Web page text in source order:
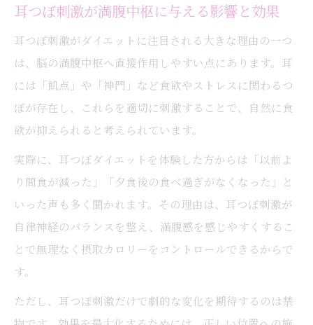
大阪で耳つぼダイエットを体験した方の声
耳つぼで食欲が抑えられた実際の感想
耳つぼダイエットの成功談とその理由
耳つぼダイエット体験が導く新たな気づき
夜の間食悩みには耳つぼダイエットが心強い味
方
耳つぼ刺激で夜の間食を無理なく減らす方
法
耳つぼダイエットは夜の食欲対策に効果的
夜のつい食べ過ぎを耳つぼでコントロール
耳つぼ刺激が満腹中枢に与える影響と効果
耳つぼ刺激がダイエットに注目される大きな理由の一つ
は、脳の満腹中枢へ直接作用しやすい点にあります。耳
には「飢点」や「神門」など食欲やストレスに関わるつ
ぼが存在し、これらを適切に刺激することで、自然に食
欲が抑えられると考えられています。
実際に、耳つぼダイエットを体験した方からは「以前よ
り間食が減った」「夕食後の食べ過ぎがなくなった」と
いった声も多く聞かれます。その理由は、耳つぼ刺激が
自律神経のバランスを整え、満腹感を感じやすくするこ
とで無理なく摂取カロリーをコントロールできるからで
す。
ただし、耳つぼ刺激だけで劇的な変化を期待するのは禁